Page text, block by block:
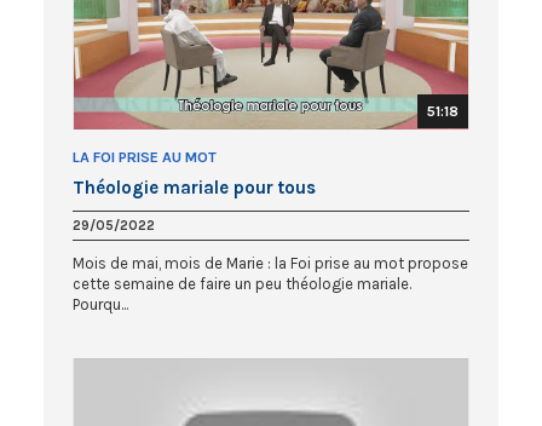
51:18
LA FOI PRISE AU MOT
Théologie mariale pour tous
29/05/2022
Mois de mai, mois de Marie : la Foi prise au mot propose
cette semaine de faire un peu théologie mariale.
Pourqu...